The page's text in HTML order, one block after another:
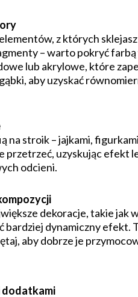
z których
– warto pokryć
lub akrylowe, które
aby uzyskać
na stroik – jajkami,
przetrzeć, uzyskując efekt
odcieni.
dekoracje, takie jak
bardziej dynamiczny
aby dobrze je
dodatkami